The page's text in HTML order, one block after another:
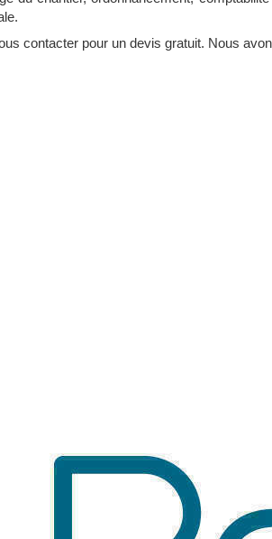
contacter pour un devis gratuit. Nous